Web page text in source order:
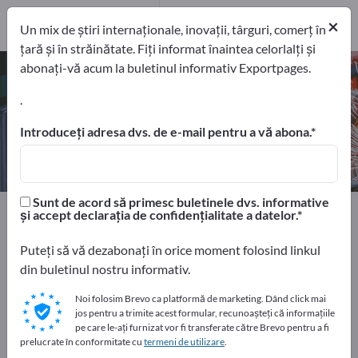
Polizor pneuatic – găsiți
producători și furnizori
exportatori Producători
7
7
Home Pentru unelte de ateliere
Unelte pneumatice
Faceți publicitate gratuit pe
Exportpages!
Nevoile – Ofertele – Bunuri second-hand – Contacte
comerciale >> începeți aici
×
Un mix de știri internaționale, inovații, târguri, comerț în
țară și în străinătate. Fiți informat înaintea celorlalți și
abonați-vă acum la buletinul informativ Exportpages.
.
Introduceți adresa dvs. de e-mail pentru a vă abona.
Sunt de acord să primesc buletinele dvs. informative
și accept declarația de confidențialitate a datelor.
Puteți să vă dezabonați în orice moment folosind linkul
din buletinul nostru informativ.
Noi folosim Brevo ca platformă de marketing. Dând click mai
jos pentru a trimite acest formular, recunoașteți că informațiile
pe care le-ați furnizat vor fi transferate către Brevo pentru a fi
prelucrate în conformitate cu termeni de utilizare.